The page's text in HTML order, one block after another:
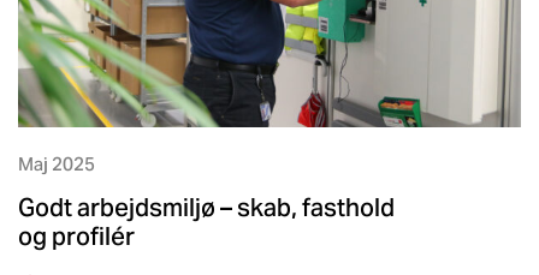
Maj 2025
Godt arbejdsmiljø – skab, fasthold
og profilér